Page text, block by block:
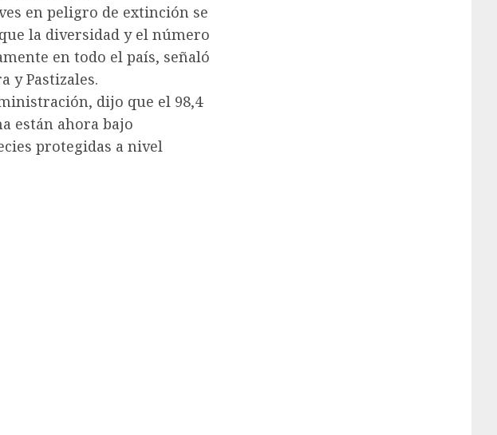
en peligro de extinción se
la diversidad y el número
en todo el país, señaló
y Pastizales.
dijo que el 98,4
están ahora bajo
protegidas a nivel